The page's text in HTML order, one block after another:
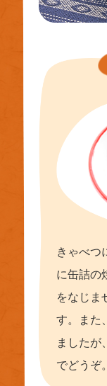
きゃべつ
に缶詰の
をなじま
す。また
ましたが
でどうぞ。